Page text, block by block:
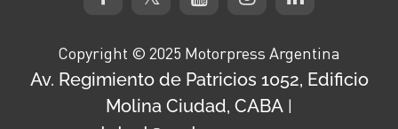
Copyright © 2025 Motorpress Argentina
Av. Regimiento de Patricios 1052, Edificio
Molina Ciudad, CABA |